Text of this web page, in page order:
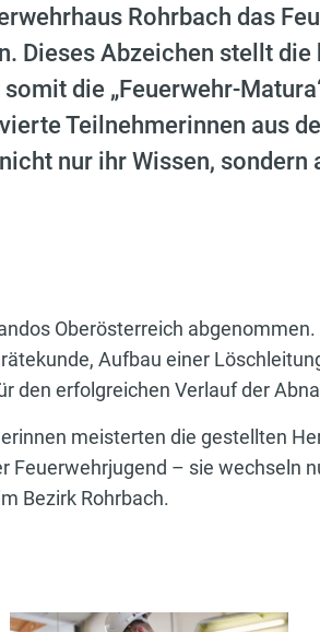
Rohrbach das
Dieses Abzeichen stellt die
die „Feuerwehr-
Teilnehmerinnen aus
nur ihr Wissen, sondern
Oberösterreich
Aufbau einer
den erfolgreichen Verlauf der
meisterten die gestellten
– sie wechseln
Bezirk Rohrbach.